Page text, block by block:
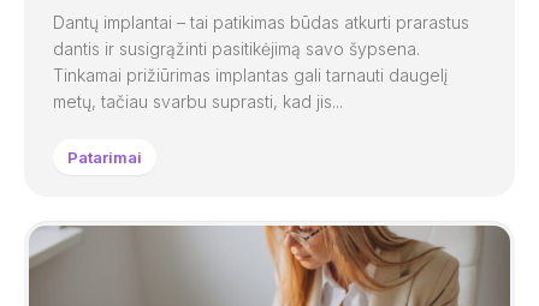
Dantų implantai – tai patikimas būdas atkurti prarastus
dantis ir susigrąžinti pasitikėjimą savo šypsena.
Tinkamai prižiūrimas implantas gali tarnauti daugelį
metų, tačiau svarbu suprasti, kad jis...
Patarimai